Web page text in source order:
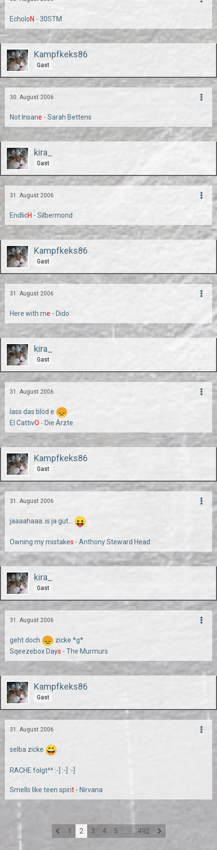
EcholoN - 30STM
Kampfkeks86
Gast
30. August 2006
Not Insane - Sarah Bettens
kira_
Gast
31. August 2006
EndlicH - Silbermond
Kampfkeks86
Gast
31. August 2006
Here with me - Dido
kira_
Gast
31. August 2006
lass das blöd e
El CattivO - Die Ärzte
Kampfkeks86
Gast
31. August 2006
jaaaahaaa..is ja gut...
Owning my mistakes - Anthony Steward Head
kira_
Gast
31. August 2006
geht doch
zicke *g*
Sqeezebox Days - The Murmurs
Kampfkeks86
Gast
31. August 2006
selba zicke
RACHE folgt^^ :-] :-] :-]
Smells like teen spirit - Nirvana
1 2 3 4 5 492